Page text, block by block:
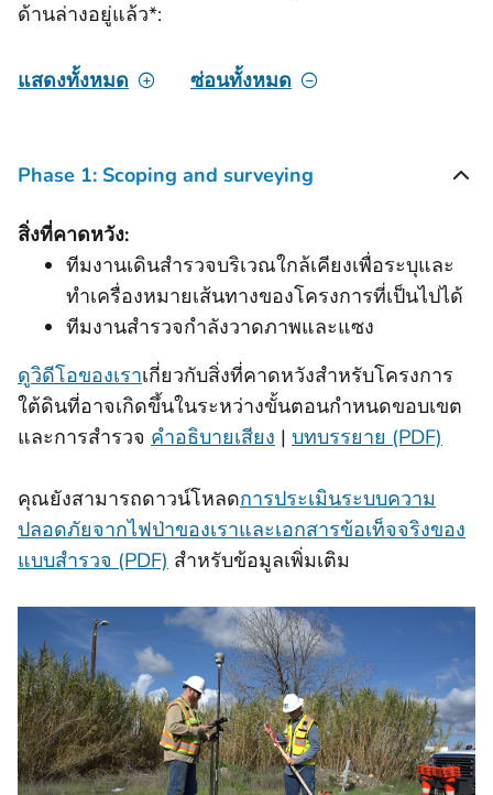
ด้านล่างอยู่แล้ว*:
แสดงทั้งหมด ซ่อนทั้งหมด
Phase 1: Scoping and surveying
สิ่งที่คาดหวัง:
ทีมงานเดินสำรวจบริเวณใกล้เคียงเพื่อระบุและ
ทำเครื่องหมายเส้นทางของโครงการที่เป็นไปได้
ทีมงานสํารวจกําลังวาดภาพและแซง
ดูวิดีโอของเราเกี่ยวกับสิ่งที่คาดหวังสําหรับโครงการ
ใต้ดินที่อาจเกิดขึ้นในระหว่างขั้นตอนกําหนดขอบเขต
และการสํารวจ คําอธิบายเสียง | บทบรรยาย (PDF)
คุณยังสามารถดาวน์โหลดการประเมินระบบความ
ปลอดภัยจากไฟป่าของเราและเอกสารข้อเท็จจริงของ
แบบสํารวจ (PDF) สําหรับข้อมูลเพิ่มเติม